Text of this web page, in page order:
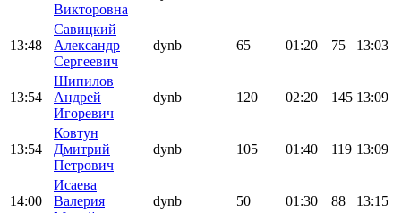
Викторовна
13:48
Савицкий
Александр
Сергеевич
dynb 65 01:20 75 13:03
13:54
Шипилов
Андрей
Игоревич
dynb 120 02:20 145 13:09
13:54
Ковтун
Дмитрий
Петрович
dynb 105 01:40 119 13:09
14:00
Исаева
Валерия
dynb 50 01:30 88 13:15